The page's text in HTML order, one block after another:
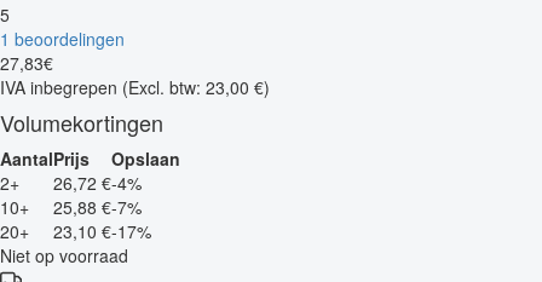
5
1 beoordelingen
27,83€
IVA inbegrepen (Excl. btw: 23,00 €)
Volumekortingen
AantalPrijs
Opslaan
2+
26,72 €-4%
10+
25,88 €-7%
20+
23,10 €-17%
Niet op voorraad